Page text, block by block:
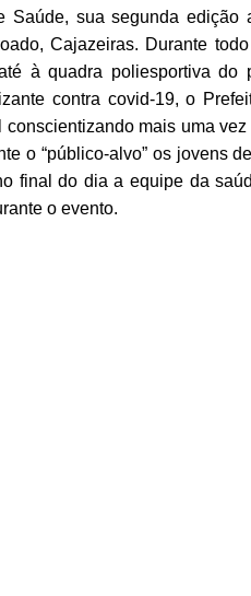
Saúde, sua segunda edição
Cajazeiras. Durante
à quadra poliesportiva do
contra covid-19, o
conscientizando mais uma
o “público-alvo” os jovens
final do dia a equipe da
o evento.